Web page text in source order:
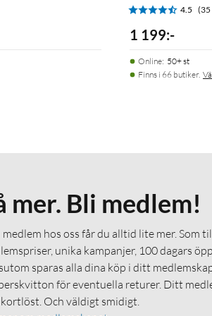
4.5 (35
1 199:-
Online: 50+ st
Finns i 66 butiker.
mer. Bli medlem!
medlem hos oss får du alltid lite mer. Som
unika kampanjer, 100 dagars
sparas alla dina köp i ditt
för eventuella returer. Ditt
Och väldigt smidigt.